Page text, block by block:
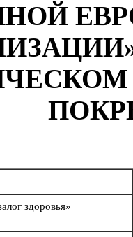
здоровья»